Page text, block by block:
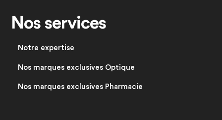
Nos services
Notre expertise
Nos marques exclusives Optique
Nos marques exclusives Pharmacie